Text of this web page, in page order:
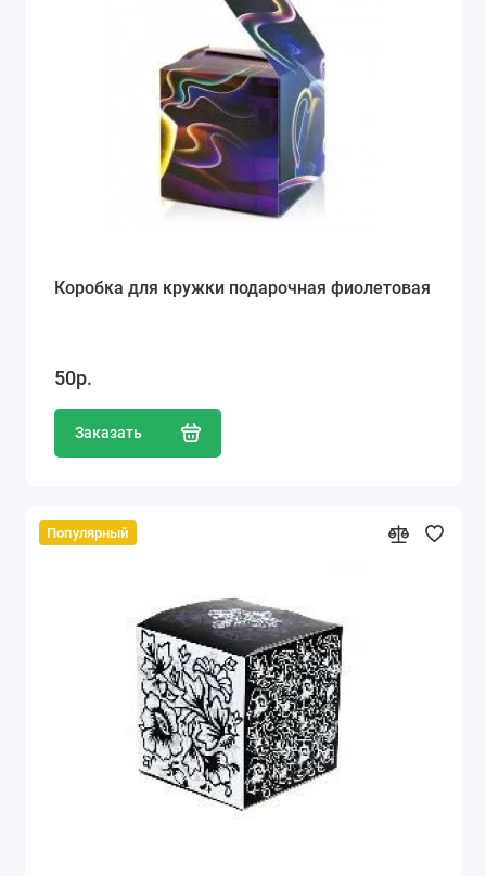
Коробка для кружки подарочная фиолетовая
50р.
Заказать
Популярный